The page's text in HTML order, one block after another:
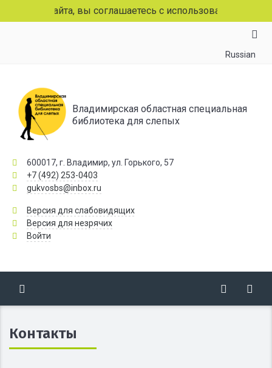
сайта, вы соглашаетесь с использованием файлов
Russian
Владимирская областная специальная
библиотека для слепых
600017, г. Владимир, ул. Горького, 57
+7 (492) 253-0403
gukvosbs@inbox.ru
Версия для слабовидящих
Версия для незрячих
Войти
Контакты